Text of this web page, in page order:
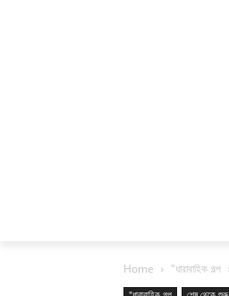
Home "ধারাবাহিক গল্প